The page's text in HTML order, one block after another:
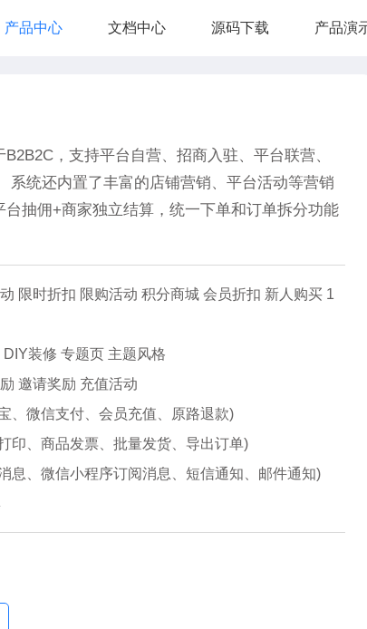
产品中心 文档中心 源码下载 产品演
，支持平台自营、招商入驻、平台联营、
系统还内置了丰富的店铺营销、平台活动等营销
抽佣+商家独立结算，统一下单和订单拆分功能
限时折扣 限购活动 积分商城 会员折扣 新人购买 1
装修 专题页 主题风格
邀请奖励 充值活动
、微信支付、会员充值、原路退款)
印、商品发票、批量发货、导出订单)
息、微信小程序订阅消息、短信通知、邮件通知)